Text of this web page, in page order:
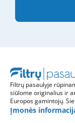
Filtrų pasaulyje
siūlome originalius ir
Europos gamintojų.
Įmonės